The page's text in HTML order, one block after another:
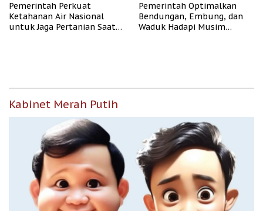
Pemerintah Perkuat
Ketahanan Air Nasional
untuk Jaga Pertanian Saat
Pemerintah Optimalkan
Bendungan, Embung, dan
Waduk Hadapi Musim
Kabinet Merah Putih